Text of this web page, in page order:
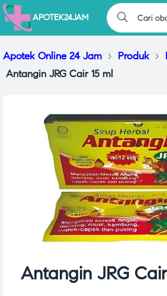
APOTEK24JAM
Apotek Online 24 Jam > Produk >
Antangin JRG Cair 15 ml
Antangin JRG